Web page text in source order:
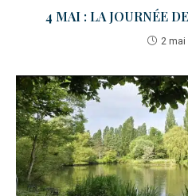
4 MAI : LA JOURNÉE
2 mai